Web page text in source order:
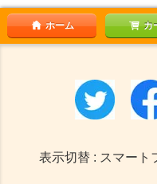
ホーム カ
表示切替 : スマート